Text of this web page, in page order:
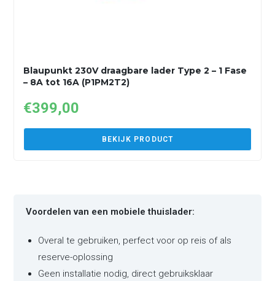
Blaupunkt 230V draagbare lader Type 2 – 1 Fase
– 8A tot 16A (P1PM2T2)
€399,00
BEKIJK PRODUCT
Voordelen van een mobiele thuislader:
Overal te gebruiken, perfect voor op reis of als
reserve-oplossing
Geen installatie nodig, direct gebruiksklaar